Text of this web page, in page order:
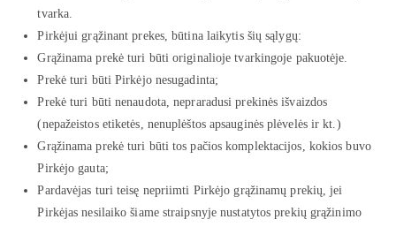
tvarka.
Pirkėjui grąžinant prekes, būtina laikytis šių sąlygų:
Grąžinama prekė turi būti originalioje tvarkingoje pakuotėje.
Prekė turi būti Pirkėjo nesugadinta;
Prekė turi būti nenaudota, nepraradusi prekinės išvaizdos
(nepažeistos etiketės, nenuplėštos apsauginės plėvelės ir kt.)
Grąžinama prekė turi būti tos pačios komplektacijos, kokios buvo
Pirkėjo gauta;
Pardavėjas turi teisę nepriimti Pirkėjo grąžinamų prekių, jei
Pirkėjas nesilaiko šiame straipsnyje nustatytos prekių grąžinimo